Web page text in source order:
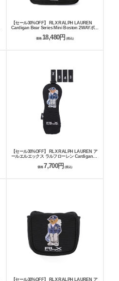
【セール30%OFF】 RLX RALPH LAUREN
Cardigan Bear Series Mini Boston 2WAYボス
価格18,480円 (税込)
【セール30%OFF】 RLX RALPH LAUREN ア
ールエルエックス ラルフローレン Cardigan
価格7,700円 (税込)
【セール30%OFF】 RLX RALPH LAUREN ア